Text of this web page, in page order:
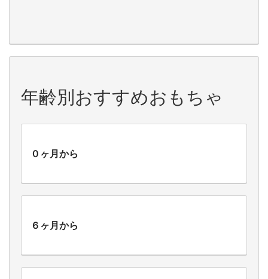
年齢別おすすめおもちゃ
０ヶ月から
６ヶ月から